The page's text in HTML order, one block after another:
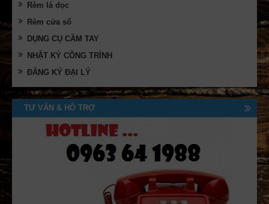
Rèm lá dọc
Rèm cửa sổ
DỤNG CỤ CẦM TAY
NHẬT KÝ CÔNG TRÌNH
ĐĂNG KÝ ĐẠI LÝ
TƯ VẤN & HỖ TRỢ